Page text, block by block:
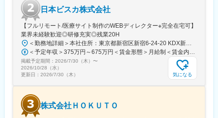
ンライン医局”として多くの医師に活用されています。
コミュニティを通じて、医師は他の専門領域の知見を得たり、診
療の選択肢を広げたりすることができ、結果的に患者さんにより
良い医療を届けることにつながっています。単なる情報共有にと
どまらず、医師同士の相互支援を通じて臨床力とモチベーション
を高める仕組みを提供している点が、当社サービスの大きな強み
となっています。
日本ビスカ株式会社
【フルリモート/医療サイト制作のWEBディレクター※完全在宅可】
業界未経験歓迎◎研修充実◎残業20H
＜勤務地詳細＞本社住所：東京都新宿区新宿6-24-20 KDX新宿6丁目ビル10F勤務地最寄駅：都営大江戸線、東京メトロ副都心線／東新宿駅受動喫煙対策：屋内全面禁煙変更の範囲：会社の定める事業所（リモートワーク含む）
＜予定年収＞375万円～675万円＜賃金形態＞月給制＜賃金内訳＞月額（基本給）：250,000円～450,000円＜月給＞250,000円～450,000円＜昇給有無＞有＜残業手当＞有＜給与補足＞■賞与：年2回※25年度実績4.08ヶ月分■昇給：年1回賃金はあくまでも目安の金額であり、選考を通じて上下する可能性があります。月給(月額)は固定手当を含めた表記です。
掲載予定期間： 2026/7/30（木） 〜
2026/10/28（水）
更新日： 2026/7/30（木） 気になる
株式会社ＨＯＫＵＴＯ